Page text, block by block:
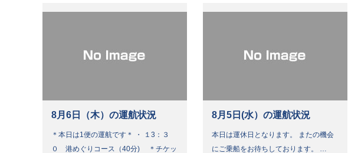
8月6日（木）の運航状況
＊本日は1便の運航です＊ ・ １3：３
０ 港めぐりコース（40分) ＊チケッ
8月5日(水）の運航状況
本日は運休日となります。 またの機会
にご乗船をお待ちしております。 …